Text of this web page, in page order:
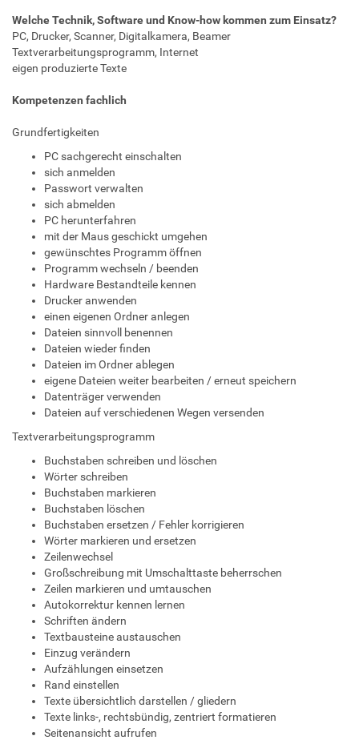
Welche Technik, Software und Know-how kommen zum Einsatz?
PC, Drucker, Scanner, Digitalkamera, Beamer
Textverarbeitungsprogramm, Internet
eigen produzierte Texte
Kompetenzen fachlich
Grundfertigkeiten
PC sachgerecht einschalten
sich anmelden
Passwort verwalten
sich abmelden
PC herunterfahren
mit der Maus geschickt umgehen
gewünschtes Programm öffnen
Programm wechseln / beenden
Hardware Bestandteile kennen
Drucker anwenden
einen eigenen Ordner anlegen
Dateien sinnvoll benennen
Dateien wieder finden
Dateien im Ordner ablegen
eigene Dateien weiter bearbeiten / erneut speichern
Datenträger verwenden
Dateien auf verschiedenen Wegen versenden
Textverarbeitungsprogramm
Buchstaben schreiben und löschen
Wörter schreiben
Buchstaben markieren
Buchstaben löschen
Buchstaben ersetzen / Fehler korrigieren
Wörter markieren und ersetzen
Zeilenwechsel
Großschreibung mit Umschalttaste beherrschen
Zeilen markieren und umtauschen
Autokorrektur kennen lernen
Schriften ändern
Textbausteine austauschen
Einzug verändern
Aufzählungen einsetzen
Rand einstellen
Texte übersichtlich darstellen / gliedern
Texte links-, rechtsbündig, zentriert formatieren
Seitenansicht aufrufen